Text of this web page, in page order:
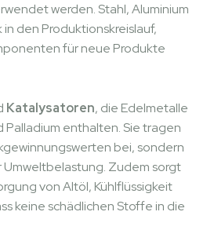
werden. Stahl, Aluminium
den Produktionskreislauf,
für neue Produkte
Katalysatoren, die Edelmetalle
Palladium enthalten. Sie tragen
bei, sondern
Umweltbelastung. Zudem sorgt
von Altöl, Kühlflüssigkeit
keine schädlichen Stoffe in die